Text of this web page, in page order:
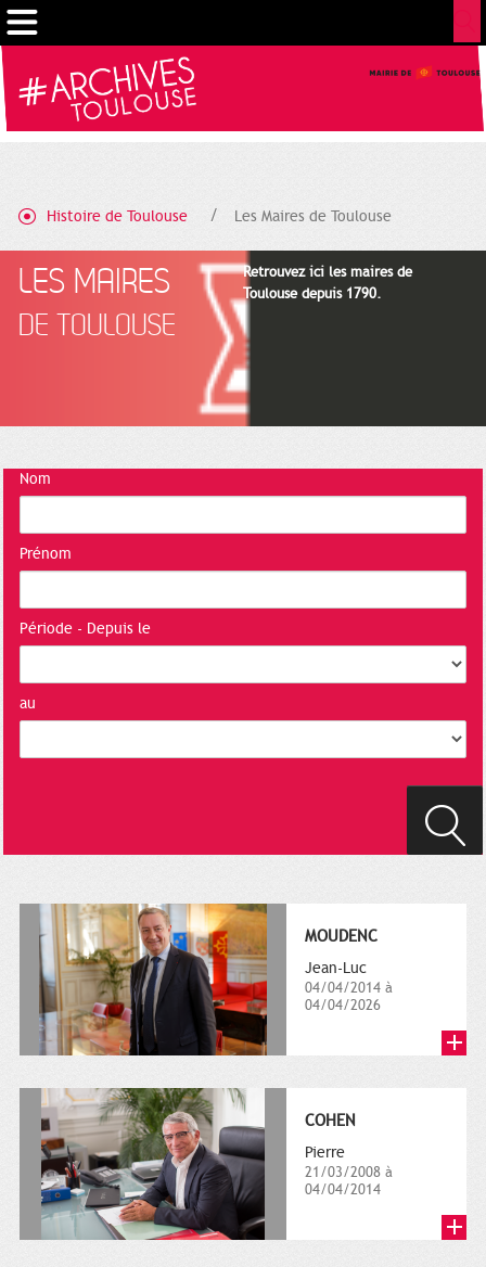
Histoire de Toulouse Les Maires de Toulouse
LES MAIRES
DE TOULOUSE
Retrouvez ici les maires de
Toulouse depuis 1790.
Nom
Prénom
Période - Depuis le
au
MOUDENC
Jean-Luc
04/04/2014 à
04/04/2026
COHEN
Pierre
21/03/2008 à
04/04/2014
Gestion de vos préférences sur les cookies